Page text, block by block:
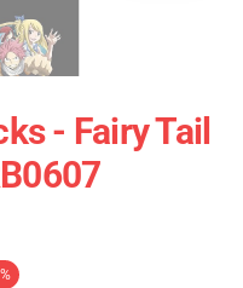
- Fairy Tail